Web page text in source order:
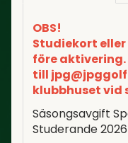
OBS!
Studiekort
före
till
klubbhuset vid
Säsongsavgift
Studerande